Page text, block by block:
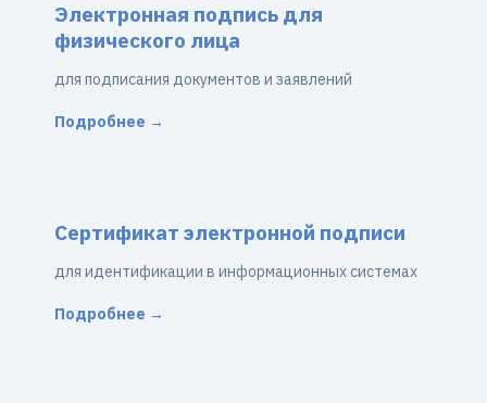
Электронная подпись для
физического лица
для подписания документов и заявлений
Подробнее →
Сертификат электронной подписи
для идентификации в информационных системах
Подробнее →